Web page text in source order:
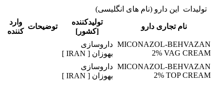
تولیدات این دارو (نام های انگلیسی)
نام تجاری دارو
تولیدکننده
[کشور]
توضیحات
وارد
کننده
MICONAZOL-BEHVAZAN
2% VAG CREAM
داروسازی
بهوزان [ IRAN ]
MICONAZOL-BEHVAZAN
2% TOP CREAM
داروسازی
بهوزان [ IRAN ]